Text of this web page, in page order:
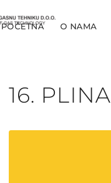
POČETNA O NAMA
16.